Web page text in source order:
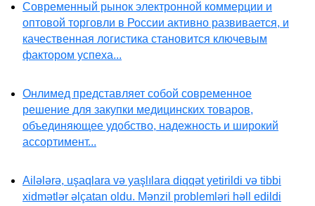
Современный рынок электронной коммерции и
оптовой торговли в России активно развивается, и
качественная логистика становится ключевым
фактором успеха...
Онлимед представляет собой современное
решение для закупки медицинских товаров,
объединяющее удобство, надежность и широкий
ассортимент...
Ailələrə, uşaqlara və yaşlılara diqqət yetirildi və tibbi
xidmətlər əlçatan oldu. Mənzil problemləri həll edildi